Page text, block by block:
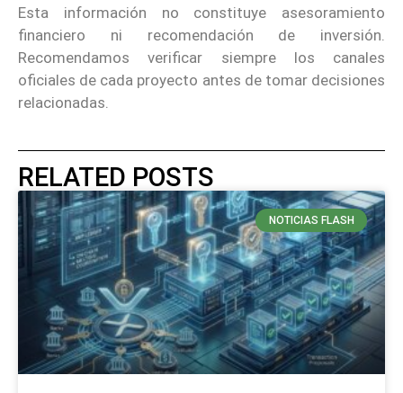
Esta información no constituye asesoramiento
financiero ni recomendación de inversión.
Recomendamos verificar siempre los canales
oficiales de cada proyecto antes de tomar decisiones
relacionadas.
RELATED POSTS
NOTICIAS FLASH